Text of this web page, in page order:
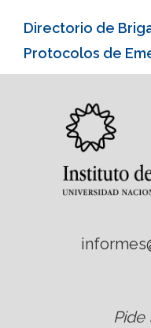
Directorio de
Protocolos de
Pide